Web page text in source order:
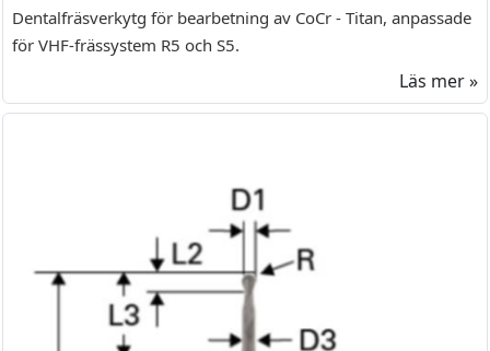
Dentalfräsverkytg för bearbetning av CoCr - Titan, anpassade
för VHF-frässystem R5 och S5.
Läs mer »